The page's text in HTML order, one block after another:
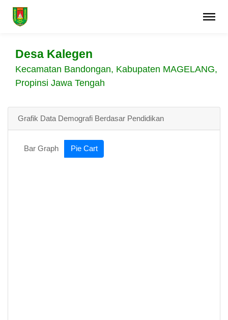
Desa Kalegen
Kecamatan Bandongan, Kabupaten MAGELANG,
Propinsi Jawa Tengah
Grafik Data Demografi Berdasar Pendidikan
Bar Graph Pie Cart